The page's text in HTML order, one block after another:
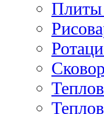
Плиты